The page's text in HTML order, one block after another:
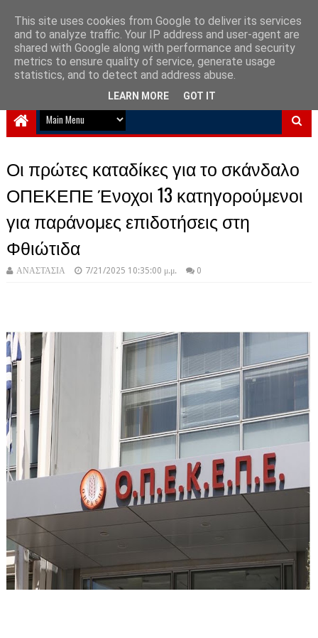
NewPlanet09
Ειδήσεις νέα από την Ελλάδα και τον κόσμο
Οι πρώτες καταδίκες για το σκάνδαλο
ΟΠΕΚΕΠΕ Ένοχοι 13 κατηγορούμενοι
για παράνομες επιδοτήσεις στη
Φθιώτιδα
ΑΝΑΣΤΑΣΙΑ 7/21/2025 10:35:00 μ.μ. 0
This site uses cookies from Google to deliver its services
and to analyze traffic. Your IP address and user-agent are
shared with Google along with performance and security
metrics to ensure quality of service, generate usage
statistics, and to detect and address abuse.
LEARN MORE GOT IT